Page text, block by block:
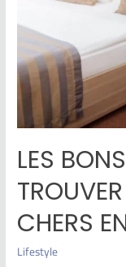
LES
CHERS
Lifestyle